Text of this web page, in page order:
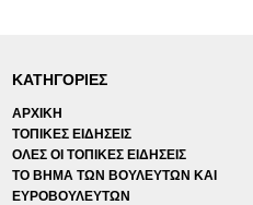
ΚΑΤΗΓΟΡΙΕΣ
ΑΡΧΙΚΗ
ΤΟΠΙΚΕΣ ΕΙΔΗΣΕΙΣ
ΟΛΕΣ ΟΙ ΤΟΠΙΚΕΣ ΕΙΔΗΣΕΙΣ
ΤΟ ΒΗΜΑ ΤΩΝ ΒΟΥΛΕΥΤΩΝ ΚΑΙ
ΕΥΡΟΒΟΥΛΕΥΤΩΝ